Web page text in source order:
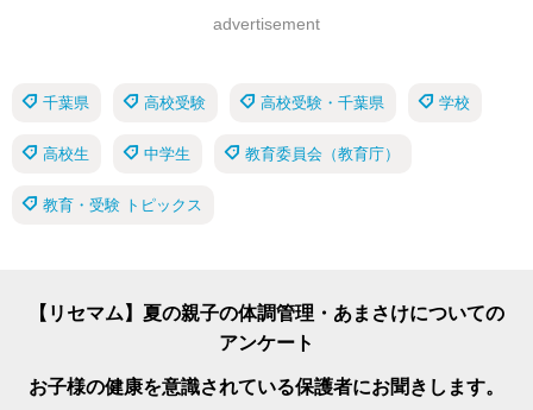
advertisement
千葉県 高校受験 高校受験・千葉県 学校
高校生 中学生 教育委員会（教育庁）
教育・受験 トピックス
【リセマム】夏の親子の体調管理・あまさけについての
アンケート
お子様の健康を意識されている保護者にお聞きします。